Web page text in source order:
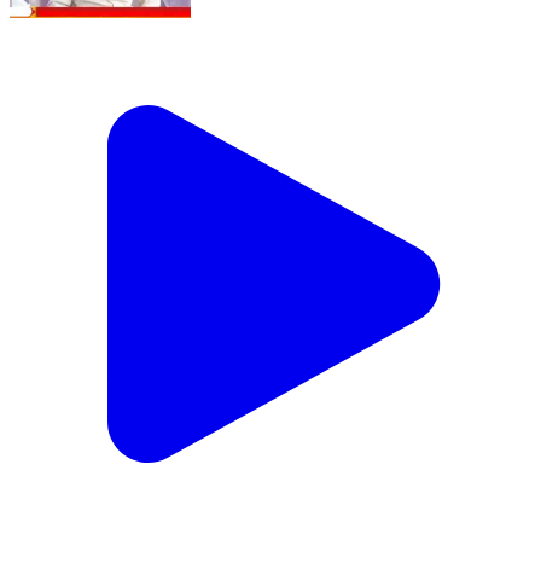
सरकारी नलकूप की जमीन पर कब्जे का आरोप, बोर्ड उखाड़ने और
जान से मारने की धमकी की शिकायत सुभाषनगर क्षेत्र के बेहटी देह